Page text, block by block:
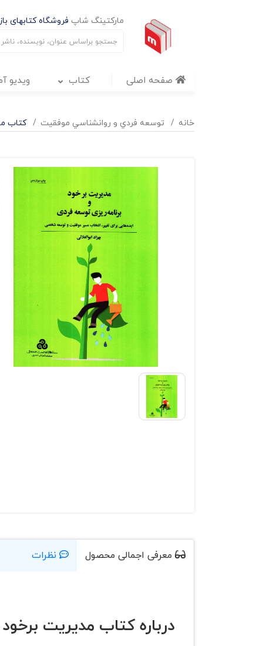
مارکتینگ شاپ فروشگاه کتابهای
صفحه اصلی کتاب ویدیو
خانه توسعه فردي و روانشناسي موفقيت کتاب
معرفی اجمالی محصول نظرات
درباره کتاب مدیریت